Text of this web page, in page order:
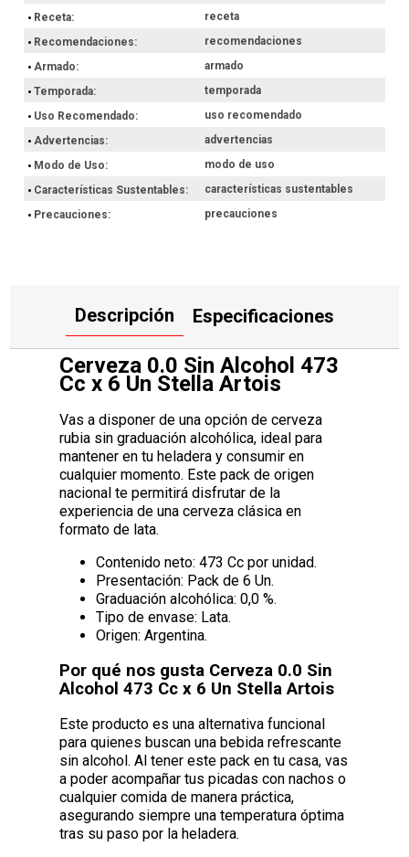
Receta
receta
Recomendaciones
recomendaciones
Armado
armado
Temporada
temporada
Uso Recomendado
uso recomendado
Advertencias
advertencias
Modo de Uso
modo de uso
Características Sustentables
características sustentables
Precauciones
precauciones
Descripción Especificaciones
Cerveza 0.0 Sin Alcohol 473
Cc x 6 Un Stella Artois
Vas a disponer de una opción de cerveza
rubia sin graduación alcohólica, ideal para
mantener en tu heladera y consumir en
cualquier momento. Este pack de origen
nacional te permitirá disfrutar de la
experiencia de una cerveza clásica en
formato de lata.
Contenido neto: 473 Cc por unidad.
Presentación: Pack de 6 Un.
Graduación alcohólica: 0,0 %.
Tipo de envase: Lata.
Origen: Argentina.
Por qué nos gusta Cerveza 0.0 Sin
Alcohol 473 Cc x 6 Un Stella Artois
Este producto es una alternativa funcional
para quienes buscan una bebida refrescante
sin alcohol. Al tener este pack en tu casa, vas
a poder acompañar tus picadas con nachos o
cualquier comida de manera práctica,
asegurando siempre una temperatura óptima
tras su paso por la heladera.